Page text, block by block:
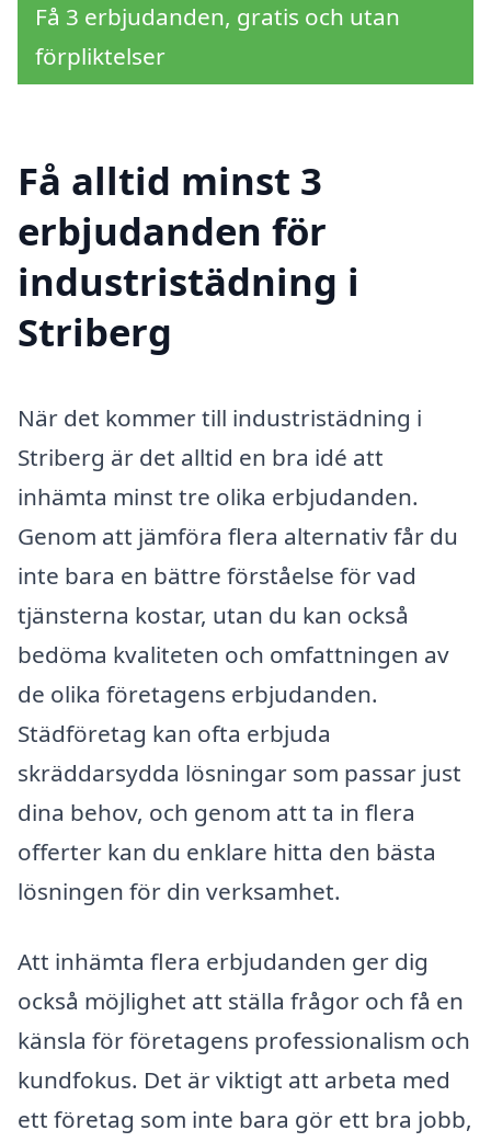
Få 3 erbjudanden, gratis och utan
förpliktelser
Få alltid minst 3
erbjudanden för
industristädning i
Striberg
När det kommer till industristädning i
Striberg är det alltid en bra idé att
inhämta minst tre olika erbjudanden.
Genom att jämföra flera alternativ får du
inte bara en bättre förståelse för vad
tjänsterna kostar, utan du kan också
bedöma kvaliteten och omfattningen av
de olika företagens erbjudanden.
Städföretag kan ofta erbjuda
skräddarsydda lösningar som passar just
dina behov, och genom att ta in flera
offerter kan du enklare hitta den bästa
lösningen för din verksamhet.
Att inhämta flera erbjudanden ger dig
också möjlighet att ställa frågor och få en
känsla för företagens professionalism och
kundfokus. Det är viktigt att arbeta med
ett företag som inte bara gör ett bra jobb,